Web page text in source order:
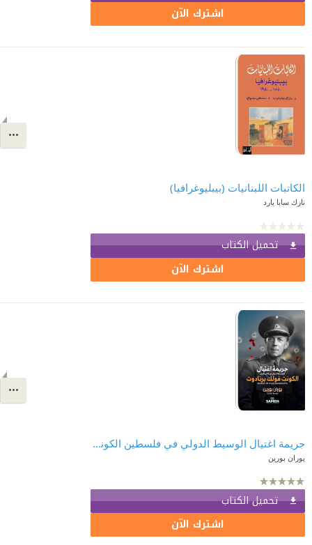
اشترك الآن
الكاتبات اللبنانيات (بيبليوغرافيا)
نازك سابا يارد
تحميل الكتاب
اشترك الآن
جريمة اغتيال الوسيط الدولي في فلسطين الكونت فولك برنادوت
يوران بورين
تحميل الكتاب
اشترك الآن